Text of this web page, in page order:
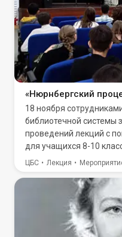
«Нюрнбергский
18 ноября
библиотечной системы
проведений лекций с
для учащихся 8-10
ЦБС Лекция